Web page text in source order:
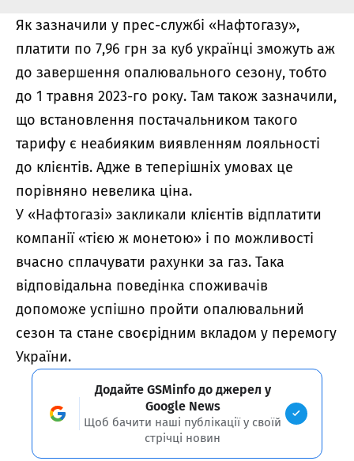
Як зазначили у прес-службі «Нафтогазу»,
платити по 7,96 грн за куб українці зможуть аж
до завершення опалювального сезону, тобто
до 1 травня 2023-го року. Там також зазначили,
що встановлення постачальником такого
тарифу є неабияким виявленням лояльності
до клієнтів. Адже в теперішніх умовах це
порівняно невелика ціна.
У «Нафтогазі» закликали клієнтів відплатити
компанії «тією ж монетою» і по можливості
вчасно сплачувати рахунки за газ. Така
відповідальна поведінка споживачів
допоможе успішно пройти опалювальний
сезон та стане своєрідним вкладом у перемогу
України.
Додайте GSMinfo до джерел у
Google News
Щоб бачити наші публікації у своїй
стрічці новин